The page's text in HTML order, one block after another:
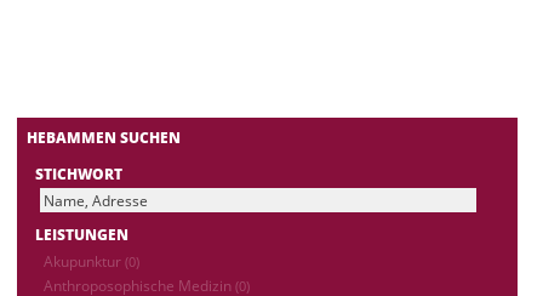
HEBAMMEN SUCHEN
STICHWORT
LEISTUNGEN
Akupunktur (0)
Anthroposophische Medizin (0)